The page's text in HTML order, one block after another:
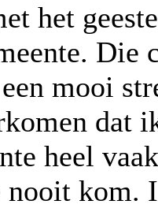
het
Die
mooi
dat
heel
nooit kom.